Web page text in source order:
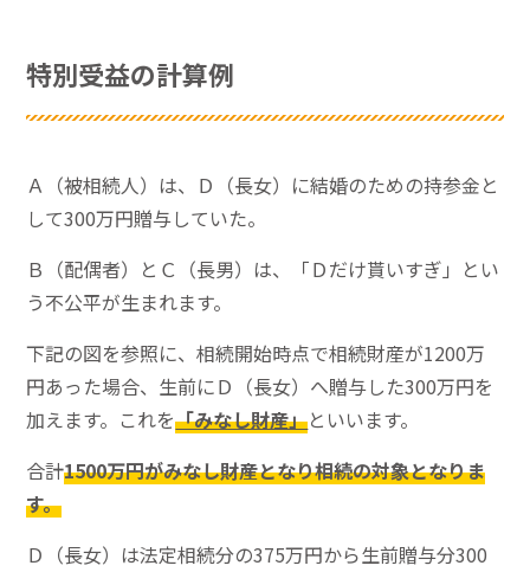
特別受益の計算例
Ａ（被相続人）は、Ｄ（長女）に結婚のための持参金と
して300万円贈与していた。
Ｂ（配偶者）とＣ（長男）は、「Ｄだけ貰いすぎ」とい
う不公平が生まれます。
下記の図を参照に、相続開始時点で相続財産が1200万
円あった場合、生前にＤ（長女）へ贈与した300万円を
加えます。これを「みなし財産」といいます。
合計1500万円がみなし財産となり相続の対象となりま
す。
Ｄ（長女）は法定相続分の375万円から生前贈与分300